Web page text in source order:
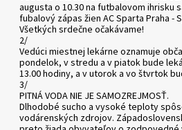
augusta o 10.30 na futbalovom ihrisku
fubalový zápas žien AC Sparta Praha -
Všetkých srdečne očakávame!
2/
Vedúci miestnej lekárne oznamuje
pondelok, v stredu a v piatok bude
13.00 hodiny, a v utorok a vo štvrtok
3/
PITNÁ VODA NIE JE SAMOZREJMOSŤ.
Dlhodobé sucho a vysoké teploty
vodárenských zdrojov.